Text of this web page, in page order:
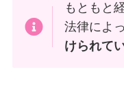
もともと
法律によ
けられて